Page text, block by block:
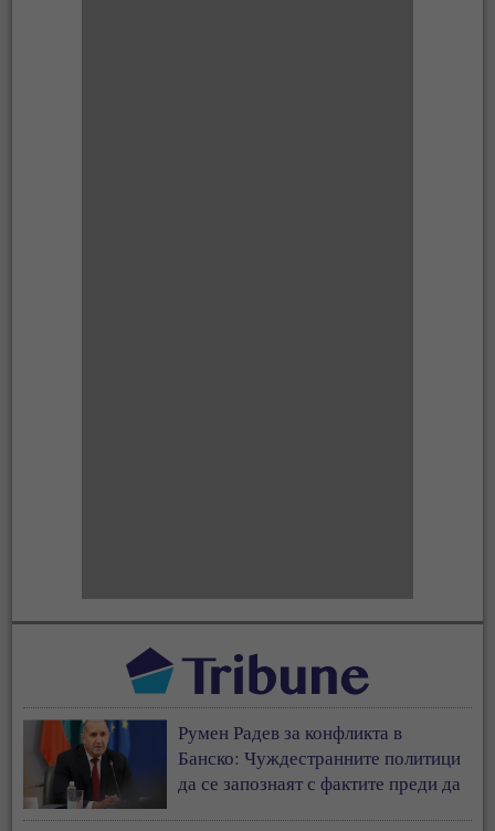
Румен Радев за конфликта в
Банско: Чуждестранните политици
да се запознаят с фактите преди да